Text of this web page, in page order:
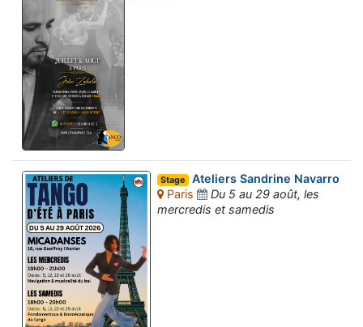
Stage Ateliers Sandrine Navarro
Paris
Du 5 au 29 août, les
mercredis et samedis